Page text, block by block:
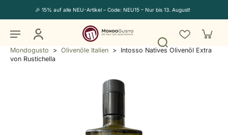
🎉 15% auf alle NEU-Artikel – Code: NEU15 – Nur bis 13. August!
Mondogusto > Olivenöle Italien > Intosso Natives Olivenöl Extra
von Rustichella